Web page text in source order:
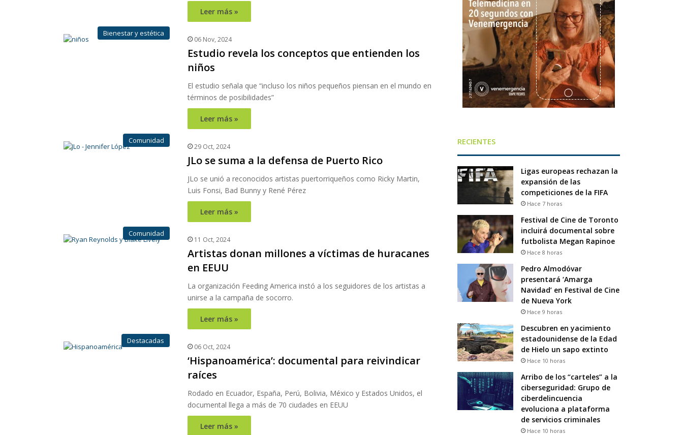
Leer más »
Bienestar y estética
06 Nov, 2024
Estudio revela los conceptos que entienden los
niños
El estudio señala que “incluso los niños pequeños piensan en el mundo en
términos de posibilidades”
Leer más »
Comunidad
29 Oct, 2024
JLo se suma a la defensa de Puerto Rico
JLo se unió a reconocidos artistas puertorriqueños como Ricky Martin,
Luis Fonsi, Bad Bunny y René Pérez
Leer más »
Comunidad
11 Oct, 2024
Artistas donan millones a víctimas de huracanes
en EEUU
La organización Feeding America instó a los seguidores de los artistas a
unirse a la campaña de socorro.
Leer más »
Destacadas
06 Oct, 2024
‘Hispanoamérica’: documental para reivindicar
raíces
Rodado en Ecuador, España, Perú, Bolivia, México y Estados Unidos, el
documental llega a más de 70 ciudades en EEUU
Leer más »
RECIENTES
Ligas europeas rechazan la
expansión de las
competiciones de la FIFA
Hace 7 horas
Festival de Cine de Toronto
incluirá documental sobre
futbolista Megan Rapinoe
Hace 8 horas
Pedro Almodóvar
presentará ‘Amarga
Navidad’ en Festival de Cine
de Nueva York
Hace 9 horas
Descubren en yacimiento
estadounidense de la Edad
de Hielo un sapo extinto
Hace 10 horas
Arribo de los “carteles” a la
ciberseguridad: Grupo de
ciberdelincuencia
evoluciona a plataforma
de servicios criminales
Hace 10 horas